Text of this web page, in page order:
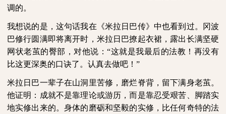
调的。
我想说的是，这句话我在《米拉日巴传》中也看到过。冈波
巴修行圆满即将离开时，米拉日巴撩起衣裙，露出长满坚硬
网状老茧的臀部，对他说：“这就是我最后的法教！再没有
比这更深奥的口诀了。认真去做吧！”
米拉日巴一辈子在山洞里苦修，磨烂脊背，留下满身老茧。
他证明：成就不是靠理论或游历，而是靠忍受艰苦、脚踏实
地实修出来的。身体的磨砺和坚毅的实修，比任何奇特的法